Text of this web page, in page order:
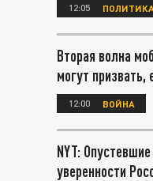
12:05 ПОЛИТИКА
Вторая волна
могут
12:00 ВОЙНА
NYT:
уверенности